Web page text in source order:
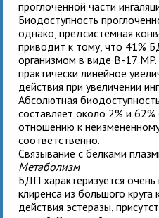
проглоченной части
Биодоступность
однако, предсистемная
приводит к тому, что 41%
организмом в виде В-17
практически линейное
действия при увеличении
Абсолютная
составляет около 2% и
отношению к
соответственно.
Связывание с белками
Метаболизм
БДП характеризуется
клиренса из большого
действия эстеразы,